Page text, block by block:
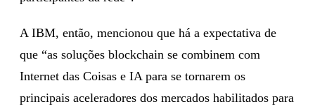
A IBM, então, mencionou que há a expectativa de
que “as soluções blockchain se combinem com
Internet das Coisas e IA para se tornarem os
principais aceleradores dos mercados habilitados para